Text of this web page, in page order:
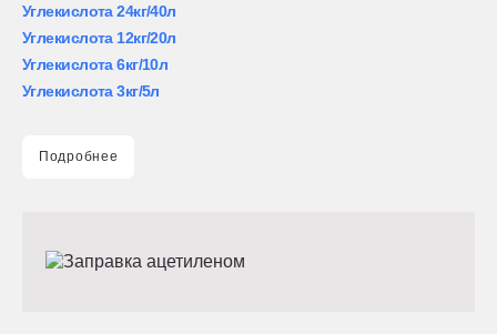
Углекислота 24кг/40л
Углекислота 12кг/20л
Углекислота 6кг/10л
Углекислота 3кг/5л
Подробнее